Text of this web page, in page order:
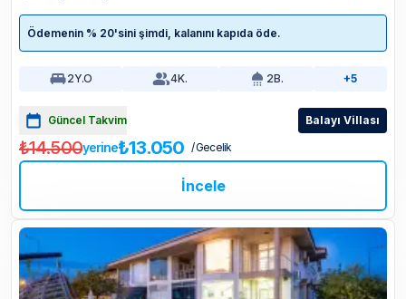
Ödemenin % 20'sini şimdi, kalanını kapıda öde.
2Y.O 4K. 2B. +5
Güncel Takvim Balayı Villası
₺14.500yerine₺13.050 / Gecelik
İncele